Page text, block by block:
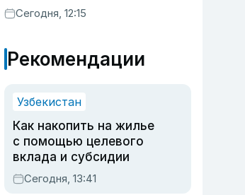
Сегодня, 12:15
Рекомендации
Узбекистан
Как накопить на жилье
с помощью целевого
вклада и субсидии
Сегодня, 13:41